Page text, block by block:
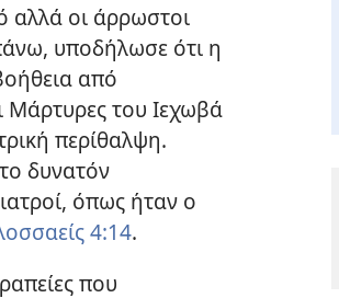
αλλά οι άρρωστοι
υποδήλωσε ότι η
από
Μάρτυρες του Ιεχωβά
περίθαλψη.
δυνατόν
όπως ήταν ο
4:14.
που